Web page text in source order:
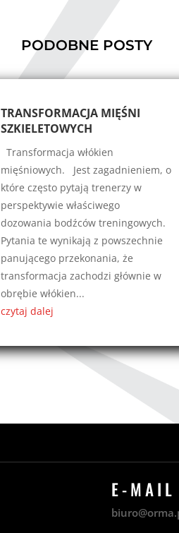
PODOBNE POSTY
TRANSFORMACJA MIĘŚNI
SZKIELETOWYCH
Transformacja włókien
mięśniowych. Jest zagadnieniem, o
które często pytają trenerzy w
perspektywie właściwego
dozowania bodźców treningowych.
Pytania te wynikają z powszechnie
panującego przekonania, że
transformacja zachodzi głównie w
obrębie włókien...
czytaj dalej
E-MAIL